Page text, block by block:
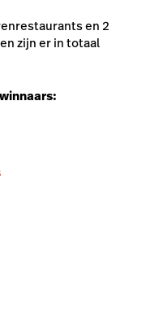
en 2
zijn er in totaal